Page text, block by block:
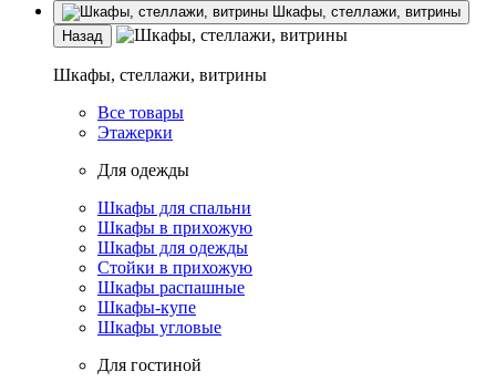
Шкафы, стеллажи, витрины
Назад
Шкафы, стеллажи, витрины
Все товары
Этажерки
Для одежды
Шкафы для спальни
Шкафы в прихожую
Шкафы для одежды
Стойки в прихожую
Шкафы распашные
Шкафы-купе
Шкафы угловые
Для гостиной